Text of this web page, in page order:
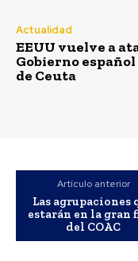
Actualidad
EEUU vuelve a
Gobierno
de Ceuta
Artículo anterior
Las agrupaciones
estarán en la gran
del COAC